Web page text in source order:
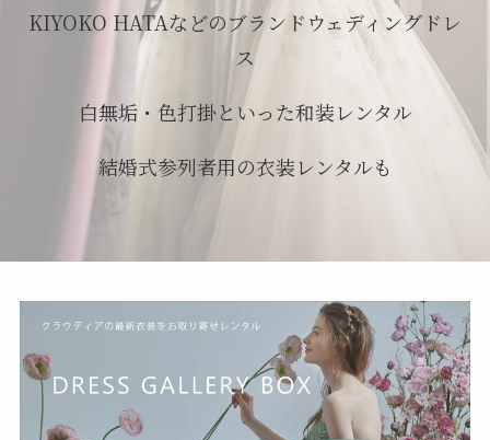
KIYOKO HATAなどのブランドウェディングドレ
ス
白無垢・色打掛といった和装レンタル
結婚式参列者用の衣装レンタルも